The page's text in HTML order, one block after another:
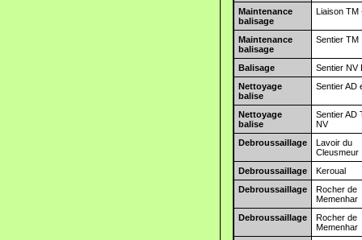
Maintenance
balisage
Liaison
Maintenance
balisage
Sentier TM
Balisage
Sentier NV
Nettoyage
balise
Sentier AD
Nettoyage
balise
Sentier AD
NV
Debroussaillage
Lavoir du
Cleusmeur
Debroussaillage
Keroual
Debroussaillage
Rocher de
Memenhar
Debroussaillage
Rocher de
Memenhar